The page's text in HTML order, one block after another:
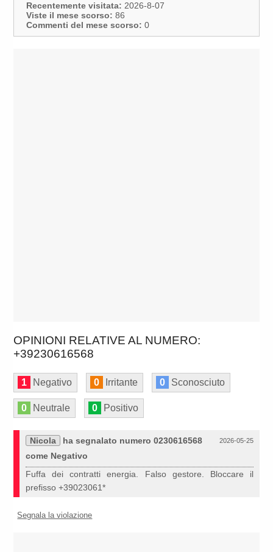
Recentemente visitata: 2026-8-07
Viste il mese scorso: 86
Commenti del mese scorso: 0
OPINIONI RELATIVE AL NUMERO:
+39230616568
1 Negativo 0 Irritante 0 Sconosciuto
0 Neutrale 0 Positivo
2026-05-25
Nicola
ha segnalato numero 0230616568
come Negativo
Fuffa dei contratti energia. Falso gestore. Bloccare il
prefisso +39023061*
Segnala la violazione